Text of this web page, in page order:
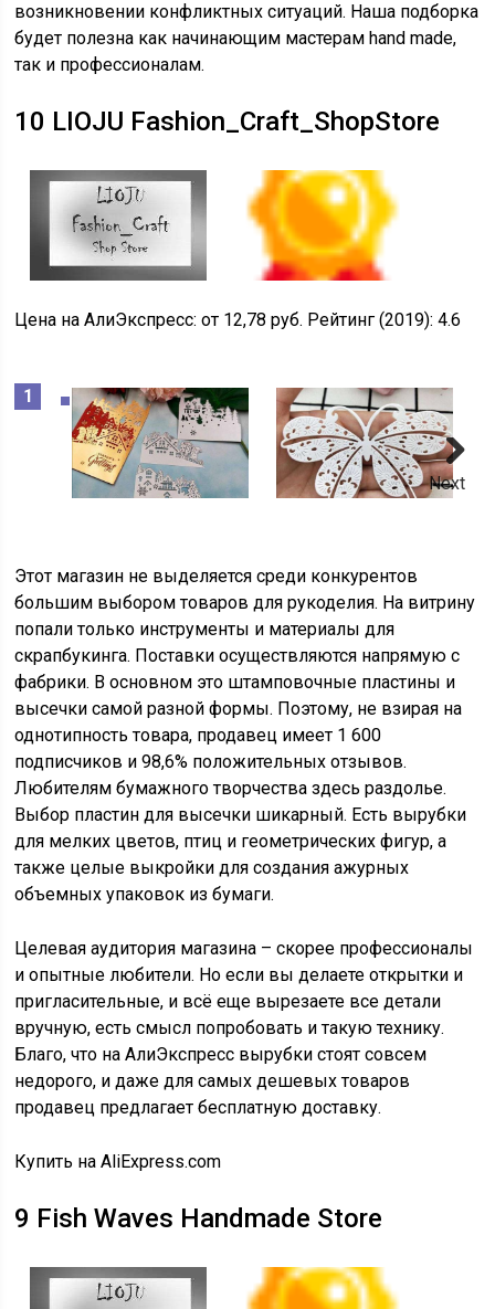
возникновении конфликтных ситуаций. Наша подборка
будет полезна как начинающим мастерам hand made,
так и профессионалам.
10 LIOJU Fashion_Craft_ShopStore
Цена на АлиЭкспресс:от 12,78 руб. Рейтинг (2019):4.6
Next
Этот магазин не выделяется среди конкурентов
большим выбором товаров для рукоделия. На витрину
попали только инструменты и материалы для
скрапбукинга. Поставки осуществляются напрямую с
фабрики. В основном это штамповочные пластины и
высечки самой разной формы. Поэтому, не взирая на
однотипность товара, продавец имеет 1 600
подписчиков и 98,6% положительных отзывов.
Любителям бумажного творчества здесь раздолье.
Выбор пластин для высечки шикарный. Есть вырубки
для мелких цветов, птиц и геометрических фигур, а
также целые выкройки для создания ажурных
объемных упаковок из бумаги.
Целевая аудитория магазина – скорее профессионалы
и опытные любители. Но если вы делаете открытки и
пригласительные, и всё еще вырезаете все детали
вручную, есть смысл попробовать и такую технику.
Благо, что на АлиЭкспресс вырубки стоят совсем
недорого, и даже для самых дешевых товаров
продавец предлагает бесплатную доставку.
Купить на AliExpress.com
9 Fish Waves Handmade Store